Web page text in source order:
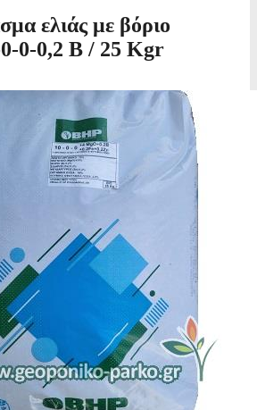
ελιάς με βόριο
0-0,2 B / 25 Kgr